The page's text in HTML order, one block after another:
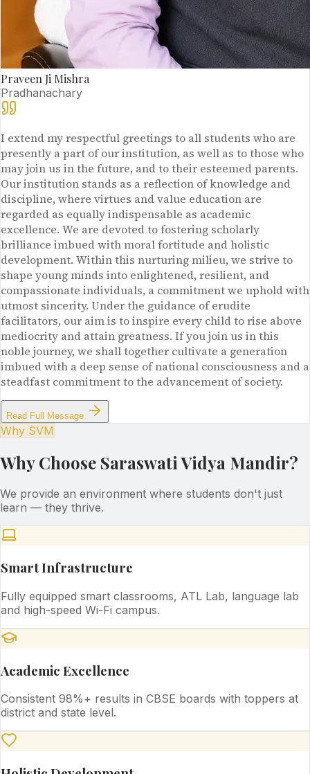
Praveen Ji Mishra
Pradhanachary
I extend my respectful greetings to all students who are
presently a part of our institution, as well as to those who
may join us in the future, and to their esteemed parents.
Our institution stands as a reflection of knowledge and
discipline, where virtues and value education are
regarded as equally indispensable as academic
excellence. We are devoted to fostering scholarly
brilliance imbued with moral fortitude and holistic
development. Within this nurturing milieu, we strive to
shape young minds into enlightened, resilient, and
compassionate individuals, a commitment we uphold with
utmost sincerity. Under the guidance of erudite
facilitators, our aim is to inspire every child to rise above
mediocrity and attain greatness. If you join us in this
noble journey, we shall together cultivate a generation
imbued with a deep sense of national consciousness and a
steadfast commitment to the advancement of society.
Read Full Message
Why SVM
Why Choose Saraswati Vidya Mandir?
We provide an environment where students don't just
learn — they thrive.
Smart Infrastructure
Fully equipped smart classrooms, ATL Lab, language lab
and high-speed Wi-Fi campus.
Academic Excellence
Consistent 98%+ results in CBSE boards with toppers at
district and state level.